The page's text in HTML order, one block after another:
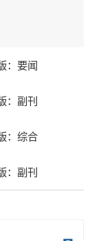
：要闻
：副刊
：综合
：副刊